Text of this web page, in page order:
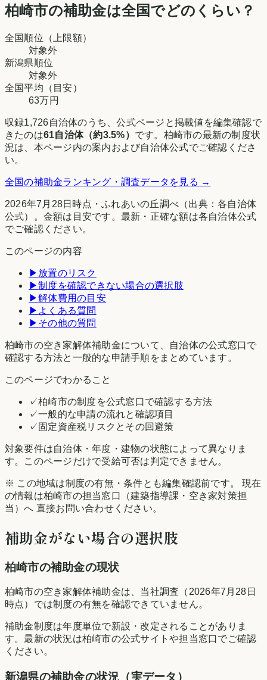
柏崎市の補助金は全国でどのくらい？
全国順位（上限額）
対象外
新潟県順位
対象外
全国平均（目安）
63万円
収録1,726自治体のうち、公式ページと掲載値を編集確認で
きたのは61自治体（約3.5%） です。 柏崎市の最新の制度状
況は、本ページ内の案内および自治体公式でご確認くださ
い。
全国の補助金ランキング・調査データを見る →
2026年7月28日時点 ・ふれあいの丘調べ （出典：各自治体
公式）。金額は目安です。最新・正確な額は各自治体公式
でご確認ください。
このページの内容
▶ 放置のリスク
▶制度を確認できない場合の選択肢
▶解体費用の目安
▶ よくある質問
▶ その他の質問
柏崎市の空き家解体補助金について、自治体の公式窓口で
確認する方法と一般的な申請手順をまとめています。
このページでわかること
✓柏崎市の制度を公式窓口で確認する方法
✓一般的な申請の流れと確認項目
✓ 固定資産税リスクとその回避策
対象要件は自治体・年度・建物の状態によって異なりま
す。このページだけで受給可否は判定できません。
※ この地域は制度の有無・条件とも編集確認前です。 現在
の情報は柏崎市の担当窓口（建築指導課・空き家対策担
当）へ 直接お問い合わせください。
補助金がない場合の選択肢
柏崎市の補助金の現状
柏崎市の空き家解体補助金は、当社調査（2026年7月28日
時点）では制度の有無を確認できていません。
補助金制度は年度単位で新設・改定されることがありま
す。最新の状況は柏崎市の公式サイトや担当窓口でご確認
ください。
新潟県の補助金の状況（実データ）